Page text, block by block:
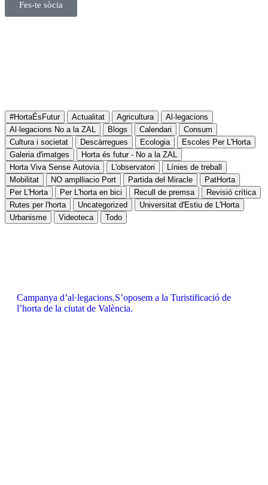
Fes-te sòcia
#HortaÉsFutur Actualitat Agricultura
Al·legacions
Al·legacions No a la ZAL
Blogs Calendari
Consum
Cultura i societat
Descàrregues Ecologia
Escoles Per L'Horta
Galeria d'imatges
Horta és futur - No a la ZAL
Horta Viva Sense Autovia
L'observatori
Línies de treball
Mobilitat
NO amplliacio Port Partida del Miracle
PatHorta
Per L'Horta
Per L'horta en bici Recull de premsa
Revisió crítica
Rutes per l'horta
Uncategorized
Universitat d'Estiu de L'Horta
Urbanisme
Videoteca Todo
Campanya d’al·legacions.S’oposem a la Turistificació de
l’horta de la ciutat de València.